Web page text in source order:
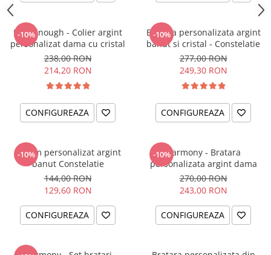
-10%
I am Enough - Colier argint
personalizat dama cu cristal
238,00 RON
214,20 RON
CONFIGUREAZA
-10%
Bratara personalizata argint
banut si cristal - Constelatie
277,00 RON
249,30 RON
CONFIGUREAZA
-10%
Charm personalizat argint
banut Constelatie
144,00 RON
129,60 RON
CONFIGUREAZA
-10%Harmony - Bratara
personalizata argint dama
270,00 RON
243,00 RON
CONFIGUREAZA